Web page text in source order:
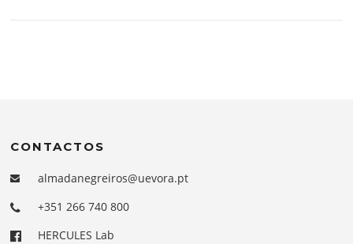
CONTACTOS
almadanegreiros@uevora.pt
+351 266 740 800
HERCULES Lab